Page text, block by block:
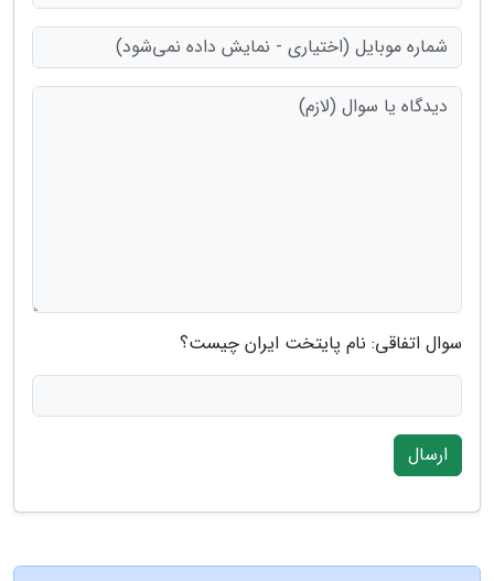
سوال اتفاقی: نام پایتخت ایران چیست؟
ارسال